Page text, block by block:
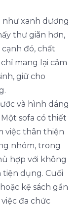
xanh dương
thư giãn hơn,
đó, chất
mang lại cảm
giữ cho
và hình dáng
sofa có thiết
việc thân thiện
nhóm, trong
hợp với không
tiện dụng. Cuối
kệ sách gần
đa chức